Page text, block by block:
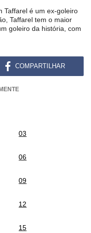
Taffarel é um ex-goleiro
Taffarel tem o maior
goleiro da história, com
COMPARTILHAR
03
06
09
12
15